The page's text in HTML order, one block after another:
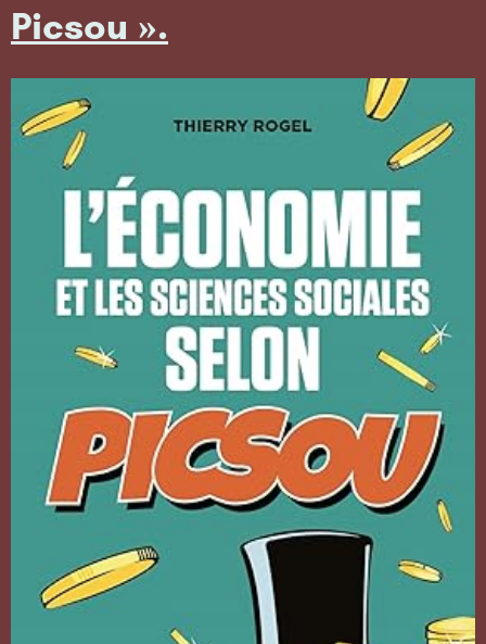
Picsou ».